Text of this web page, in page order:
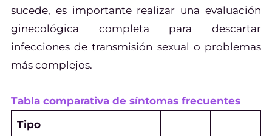
sucede, es importante realizar una evaluación
ginecológica completa para descartar
infecciones de transmisión sexual o problemas
más complejos.
Tabla comparativa de síntomas frecuentes
Tipo